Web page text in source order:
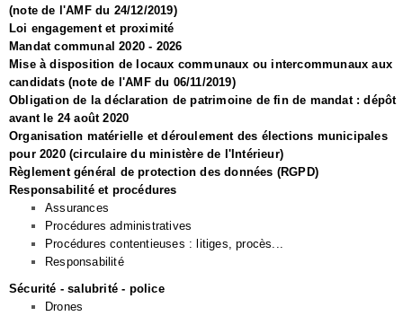
(note de l'AMF du 24/12/2019)
Loi engagement et proximité
Mandat communal 2020 - 2026
Mise à disposition de locaux communaux ou intercommunaux aux
candidats (note de l'AMF du 06/11/2019)
Obligation de la déclaration de patrimoine de fin de mandat : dépôt
avant le 24 août 2020
Organisation matérielle et déroulement des élections municipales
pour 2020 (circulaire du ministère de l'Intérieur)
Règlement général de protection des données (RGPD)
Responsabilité et procédures
Assurances
Procédures administratives
Procédures contentieuses : litiges, procès...
Responsabilité
Sécurité - salubrité - police
Drones